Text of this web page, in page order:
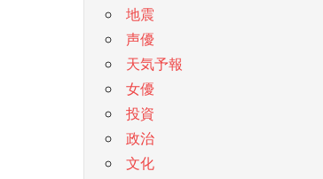
地震
声優
天気予報
女優
投資
政治
文化